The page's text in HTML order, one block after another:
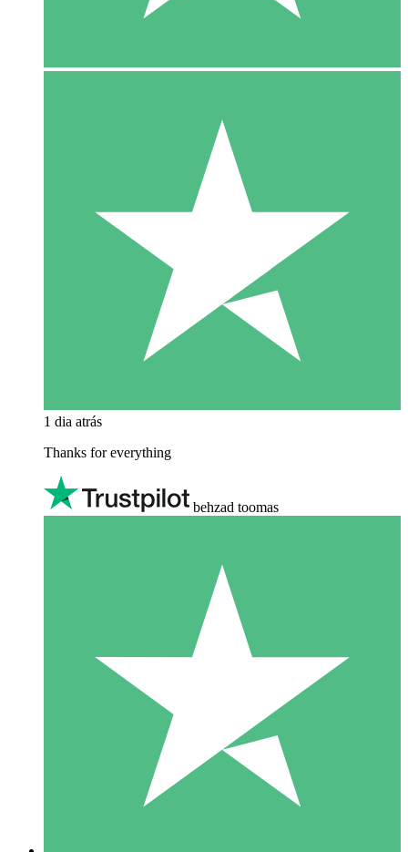
1 dia atrás
Thanks for everything
behzad toomas